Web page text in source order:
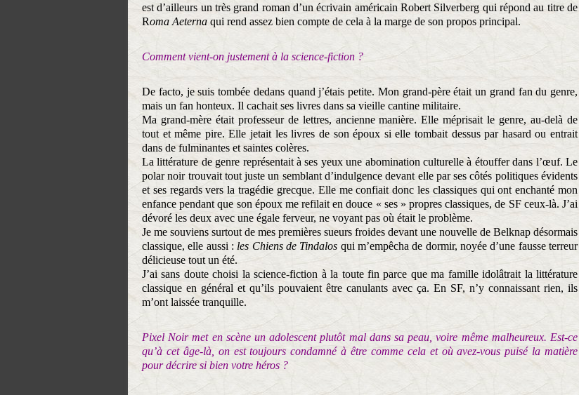
est d’ailleurs un très grand roman d’un écrivain américain Robert Silverberg qui répond au titre de
Roma Aeterna qui rend assez bien compte de cela à la marge de son propos principal.
Comment vient-on justement à la science-fiction ?
De facto, je suis tombée dedans quand j’étais petite. Mon grand-père était un grand fan du genre,
mais un fan honteux. Il cachait ses livres dans sa vieille cantine militaire.
Ma grand-mère était professeur de lettres, ancienne manière. Elle méprisait le genre, au-delà de
tout et même pire. Elle jetait les livres de son époux si elle tombait dessus par hasard ou entrait
dans de fulminantes et saintes colères.
La littérature de genre représentait à ses yeux une abomination culturelle à étouffer dans l’œuf. Le
polar noir trouvait tout juste un semblant d’indulgence devant elle par ses côtés politiques évidents
et ses regards vers la tragédie grecque. Elle me confiait donc les classiques qui ont enchanté mon
enfance pendant que son époux me refilait en douce « ses » propres classiques, de SF ceux-là. J’ai
dévoré les deux avec une égale ferveur, ne voyant pas où était le problème.
Je me souviens surtout de mes premières sueurs froides devant une nouvelle de Belknap désormais
classique, elle aussi : les Chiens de Tindalos qui m’empêcha de dormir, noyée d’une fausse terreur
délicieuse tout un été.
J’ai sans doute choisi la science-fiction à la toute fin parce que ma famille idolâtrait la littérature
classique en général et qu’ils pouvaient être canulants avec ça. En SF, n’y connaissant rien, ils
m’ont laissée tranquille.
Pixel Noir met en scène un adolescent plutôt mal dans sa peau, voire même malheureux. Est-ce
qu’à cet âge-là, on est toujours condamné à être comme cela et où avez-vous puisé la matière
pour décrire si bien votre héros ?